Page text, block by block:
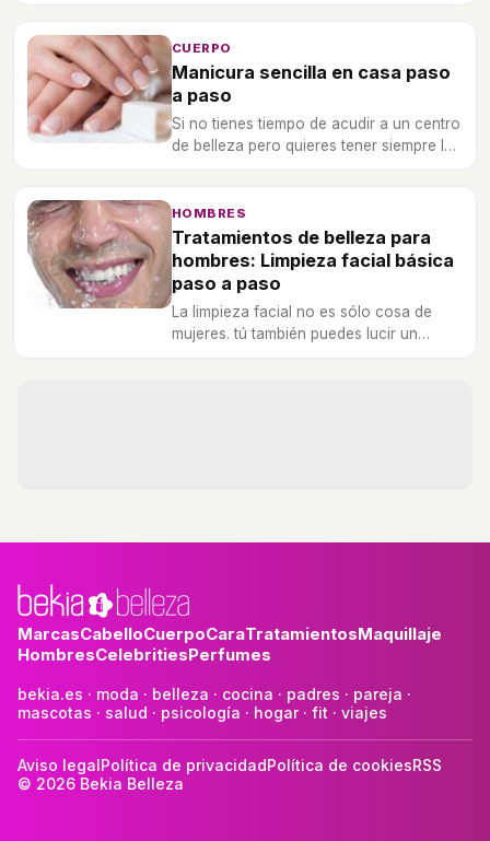
CUERPO
Manicura sencilla en casa paso
a paso
Si no tienes tiempo de acudir a un centro
de belleza pero quieres tener siempre las
una manicura sencilla.
HOMBRES
Tratamientos de belleza para
hombres: Limpieza facial básica
paso a paso
La limpieza facial no es sólo cosa de
mujeres. tú también puedes lucir un
MarcasCabelloCuerpoCaraTratamientosMaquillaje
HombresCelebritiesPerfumes
bekia.es · moda · belleza · cocina · padres · pareja ·
mascotas · salud · psicología · hogar· fit · viajes
Aviso legalPolítica de privacidadPolítica de cookiesRSS
© 2026 Bekia Belleza